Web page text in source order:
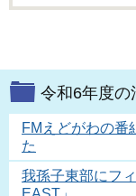
令和6年度の
FMえどがわの番
た
我孫子東部にフ